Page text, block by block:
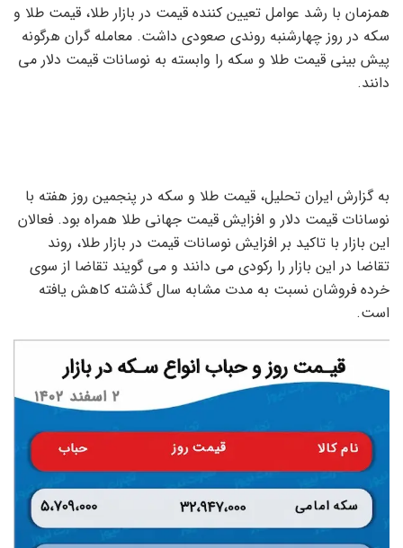
همزمان با رشد عوامل تعیین کننده قیمت در بازار طلا، قیمت طلا و
سکه در روز چهارشنبه روندی صعودی داشت. معامله گران هرگونه
پیش بینی قیمت طلا و سکه را وابسته به نوسانات قیمت دلار می
دانند.
به گزارش ایران تحلیل، قیمت طلا و سکه در پنجمین روز هفته با
نوسانات قیمت دلار و افزایش قیمت جهانی طلا همراه بود. فعالان
این بازار با تاکید بر افزایش نوسانات قیمت در بازار طلا، روند
تقاضا در این بازار را رکودی می دانند و می گویند تقاضا از سوی
خرده فروشان نسبت به مدت مشابه سال گذشته کاهش یافته
است.